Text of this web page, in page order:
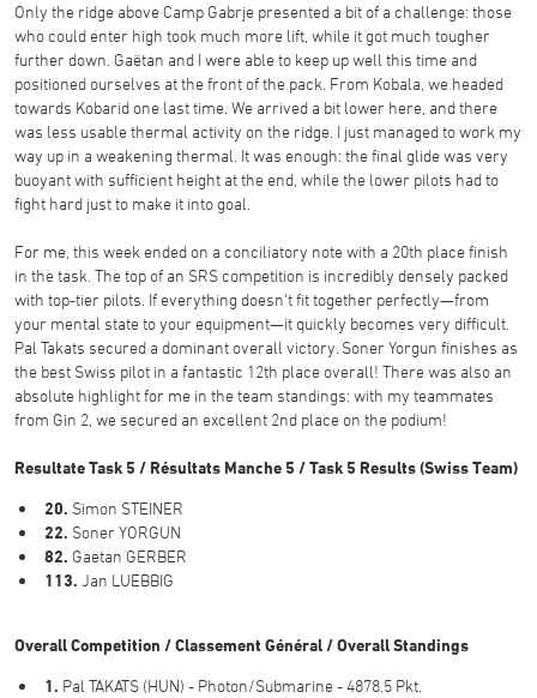
Only the ridge above Camp Gabrje presented a bit of a challenge: those
who could enter high took much more lift, while it got much tougher
further down. Gaëtan and I were able to keep up well this time and
positioned ourselves at the front of the pack. From Kobala, we headed
towards Kobarid one last time. We arrived a bit lower here, and there
was less usable thermal activity on the ridge. I just managed to work my
way up in a weakening thermal. It was enough: the final glide was very
buoyant with sufficient height at the end, while the lower pilots had to
fight hard just to make it into goal.
For me, this week ended on a conciliatory note with a 20th place finish
in the task. The top of an SRS competition is incredibly densely packed
with top-tier pilots. If everything doesn't fit together perfectly—from
your mental state to your equipment—it quickly becomes very difficult.
Pal Takats secured a dominant overall victory. Soner Yorgun finishes as
the best Swiss pilot in a fantastic 12th place overall! There was also an
absolute highlight for me in the team standings: with my teammates
from Gin 2, we secured an excellent 2nd place on the podium!
Resultate Task 5 / Résultats Manche 5 / Task 5 Results (Swiss Team)
20. Simon STEINER
22. Soner YORGUN
82. Gaetan GERBER
113. Jan LUEBBIG
Overall Competition / Classement Général / Overall Standings
1. Pal TAKATS (HUN) - Photon/Submarine - 4878.5 Pkt.